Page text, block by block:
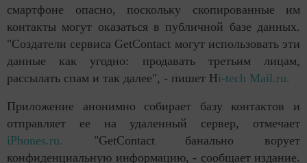
смартфоне опасно, поскольку скопированные им
контакты могут оказаться в публичной базе данных.
"Создатели сервиса GetContact могут использовать эти
данные как угодно: продавать третьим лицам,
рассылать спам и так далее", - пишет Hi-tech Mail.ru.
Приложение анонимно собирает базу контактов и
отправляет ее на удаленный сервер, отмечает
iPhones.ru. "GetContact банально ворует
конфиденциальную информацию, - сообщает издание.